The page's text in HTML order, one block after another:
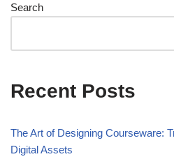
Search
Recent Posts
The Art of Designing Courseware:
Digital Assets